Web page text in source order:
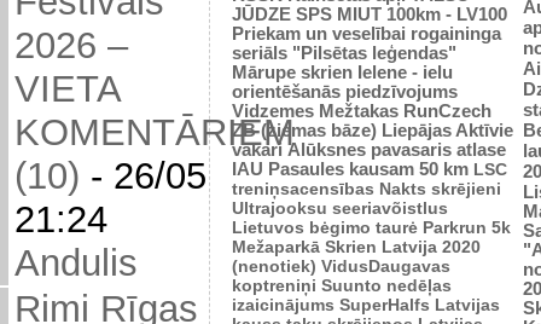
2026 –
VIETA
KOMENTĀRIEM
(10) - 26/05
21:24
Andulis
Rimi Rīgas
JŪDZE SPS MIUT 100km - LV100
Priekam un veselībai rogaininga
seriāls "Pilsētas leģendas"
Mārupe skrien Ielene - ielu
orientēšanās piedzīvojums
Vidzemes Mežtakas RunCzech
ZB (ziemas bāze) Liepājas Aktīvie
vakari Alūksnes pavasaris atlase
IAU Pasaules kausam 50 km LSC
treniņsacensības Nakts skrējieni
Ultrajooksu seeriavõistlus
Lietuvos bėgimo taurė Parkrun 5k
Mežaparkā Skrien Latvija 2020
(nenotiek) VidusDaugavas
koptreniņi Suunto nedēļas
izaicinājums SuperHalfs Latvijas